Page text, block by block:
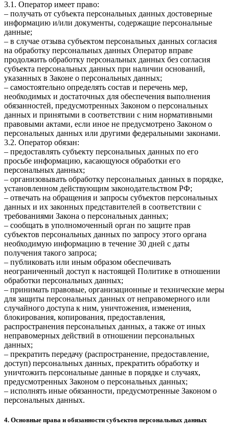
3.1. Оператор имеет право:
– получать от субъекта персональных данных достоверные
информацию и/или документы, содержащие персональные
данные;
– в случае отзыва субъектом персональных данных согласия
на обработку персональных данных Оператор вправе
продолжить обработку персональных данных без согласия
субъекта персональных данных при наличии оснований,
указанных в Законе о персональных данных;
– самостоятельно определять состав и перечень мер,
необходимых и достаточных для обеспечения выполнения
обязанностей, предусмотренных Законом о персональных
данных и принятыми в соответствии с ним нормативными
правовыми актами, если иное не предусмотрено Законом о
персональных данных или другими федеральными законами.
3.2. Оператор обязан:
– предоставлять субъекту персональных данных по его
просьбе информацию, касающуюся обработки его
персональных данных;
– организовывать обработку персональных данных в порядке,
установленном действующим законодательством РФ;
– отвечать на обращения и запросы субъектов персональных
данных и их законных представителей в соответствии с
требованиями Закона о персональных данных;
– сообщать в уполномоченный орган по защите прав
субъектов персональных данных по запросу этого органа
необходимую информацию в течение 30 дней с даты
получения такого запроса;
– публиковать или иным образом обеспечивать
неограниченный доступ к настоящей Политике в отношении
обработки персональных данных;
– принимать правовые, организационные и технические меры
для защиты персональных данных от неправомерного или
случайного доступа к ним, уничтожения, изменения,
блокирования, копирования, предоставления,
распространения персональных данных, а также от иных
неправомерных действий в отношении персональных
данных;
– прекратить передачу (распространение, предоставление,
доступ) персональных данных, прекратить обработку и
уничтожить персональные данные в порядке и случаях,
предусмотренных Законом о персональных данных;
– исполнять иные обязанности, предусмотренные Законом о
персональных данных.
4. Основные права и обязанности субъектов персональных данных